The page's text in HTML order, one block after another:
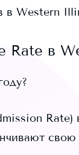
в Western
Rate в
Rate)
свою